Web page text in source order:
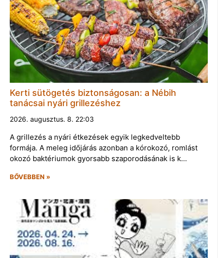
Kerti sütögetés biztonságosan: a Nébih
tanácsai nyári grillezéshez
2026. augusztus. 8. 22:03
A grillezés a nyári étkezések egyik legkedveltebb
formája. A meleg időjárás azonban a kórokozó, romlást
okozó baktériumok gyorsabb szaporodásának is k…
BŐVEBBEN »